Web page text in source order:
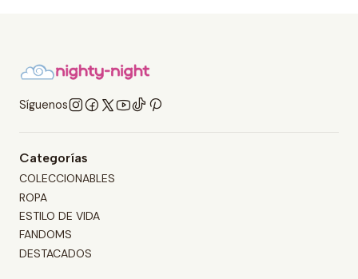
Síguenos
Categorías
COLECCIONABLES
ROPA
ESTILO DE VIDA
FANDOMS
DESTACADOS